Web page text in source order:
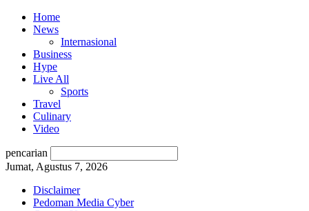
Home
News
Internasional
Business
Hype
Live All
Sports
Travel
Culinary
Video
pencarian
Jumat, Agustus 7, 2026
Disclaimer
Pedoman Media Cyber